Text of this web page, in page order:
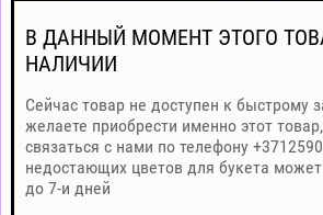
В ДАННЫЙ МОМЕНТ ЭТОГО
НАЛИЧИИ
Сейчас товар не доступен к быстрому
желаете приобрести именно этот
связаться с нами по телефону
недостающих цветов для букета может
до 7-и дней